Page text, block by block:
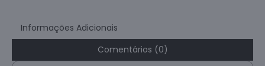
Informações Adicionais
Comentários (0)